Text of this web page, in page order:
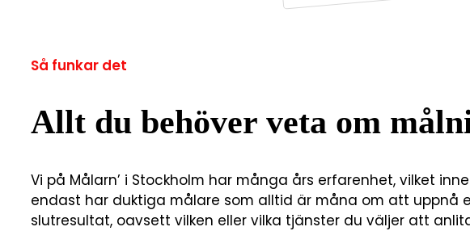
Så funkar det
Allt du behöver veta om
Vi på Målarn’ i Stockholm har många års erfarenhet, vilket
endast har duktiga målare som alltid är måna om att uppnå
slutresultat, oavsett vilken eller vilka tjänster du väljer att